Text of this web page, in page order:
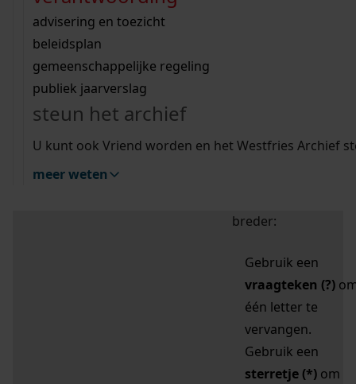
bouwvergunningen
omgevingsvergunningen
vergunningen
beeld en geluid
uitleg nodig?
Wij helpen u op weg met een aantal zoektips.
bekijk alle zoektips
Wij helpen u op weg met een aantal zoektips.
bekijk alle zoektips
bekijk ons geschiedenislokaal
advisering en toezicht
beleidsplan
gemeenschappelijke regeling
publiek jaarverslag
steun het archief
U kunt ook Vriend worden en het Westfries Archief
meer weten
zoektips
Mijn Studiezaal (inloggen)
uw zoekopdracht te
breder:
Gebruik een
vraagteken (?)
één letter te
vervangen.
Gebruik een
sterretje (*) om